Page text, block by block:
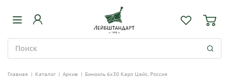
Главная | Каталог | Архив | Бинокль 6х30 Карл Цейс, Россия